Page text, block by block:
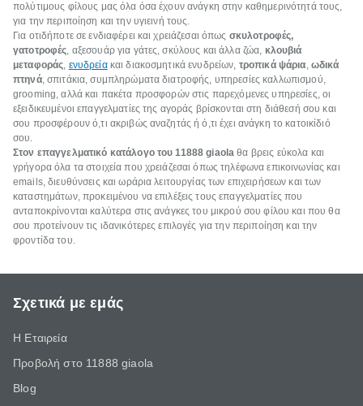
πολύτιμους φίλους μας όλα όσα έχουν ανάγκη στην καθημερινότητά τους,
για την περιποίηση και την υγιεινή τους.
Για οτιδήποτε σε ενδιαφέρει και χρειάζεσαι όπως σκυλοτροφές,
γατοτροφές, αξεσουάρ για γάτες, σκύλους και άλλα ζώα, κλουβιά
μεταφοράς, ενυδρείακαι διακοσμητικά ενυδρείων, τροπικά ψάρια, ωδικά
πτηνά, σπιτάκια, συμπληρώματα διατροφής, υπηρεσίες καλλωπισμού,
grooming, αλλά και πακέτα προσφορών στις παρεχόμενες υπηρεσίες, οι
εξειδικευμένοι επαγγελματίες της αγοράς βρίσκονται στη διάθεσή σου και
σου προσφέρουν ό,τι ακριβώς αναζητάς ή ό,τι έχει ανάγκη το κατοικίδιό
σου.
Στον επαγγελματικό κατάλογο του 11888 giaola θα βρεις εύκολα και
γρήγορα όλα τα στοιχεία που χρειάζεσαι όπως τηλέφωνα επικοινωνίας και
emails, διευθύνσεις και ωράρια λειτουργίας των επιχειρήσεων και των
καταστημάτων, προκειμένου να επιλέξεις τους επαγγελματίες που
ανταποκρίνονται καλύτερα στις ανάγκες του μικρού σου φίλου και που θα
σου προτείνουν τις ιδανικότερες επιλογές για την περιποίηση και την
φροντίδα του.
Σχετικά με εμάς
Η Εταιρεία
Προβολή στο 11888 giaola
Blog